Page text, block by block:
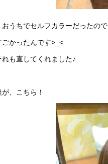
おうちでセルフカラーだったので
ごかったんです>_<
も直してくれました♪
、こちら！